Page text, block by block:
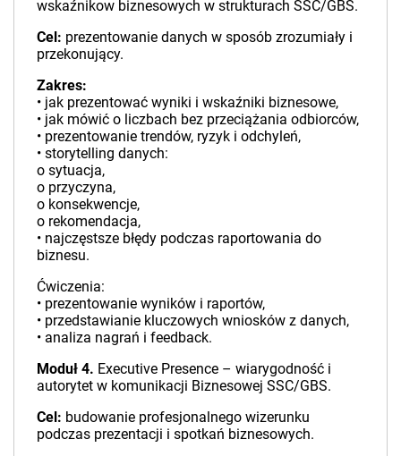
wskaźnikow biznesowych w strukturach SSC/GBS.
Cel: prezentowanie danych w sposób zrozumiały i
przekonujący.
Zakres:
• jak prezentować wyniki i wskaźniki biznesowe,
• jak mówić o liczbach bez przeciążania odbiorców,
• prezentowanie trendów, ryzyk i odchyleń,
• storytelling danych:
o sytuacja,
o przyczyna,
o konsekwencje,
o rekomendacja,
• najczęstsze błędy podczas raportowania do
biznesu.
Ćwiczenia:
• prezentowanie wyników i raportów,
• przedstawianie kluczowych wniosków z danych,
• analiza nagrań i feedback.
Moduł 4. Executive Presence – wiarygodność i
autorytet w komunikacji Biznesowej SSC/GBS.
Cel: budowanie profesjonalnego wizerunku
podczas prezentacji i spotkań biznesowych.